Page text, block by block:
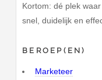
Kortom: dé plek
snel, duidelijk en
BEROEP(EN)
Marketeer